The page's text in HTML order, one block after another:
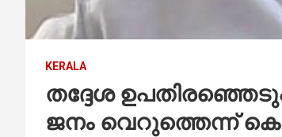
KERALA
തദ്ദേശ
ജനം വെറുത്തെന്ന്